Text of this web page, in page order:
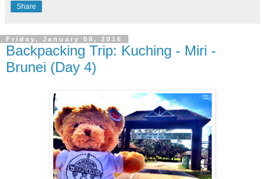
Share
Friday, January 08, 2016
Backpacking Trip: Kuching - Miri -
Brunei (Day 4)